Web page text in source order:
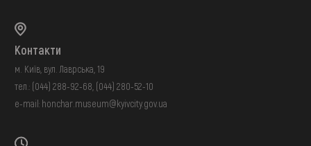
Контакти
м. Київ, вул. Лаврська, 19
тел.: (044) 288-92-68 (044) 280-52-10
e-mail: honchar.museum@kyivcity.gov.ua